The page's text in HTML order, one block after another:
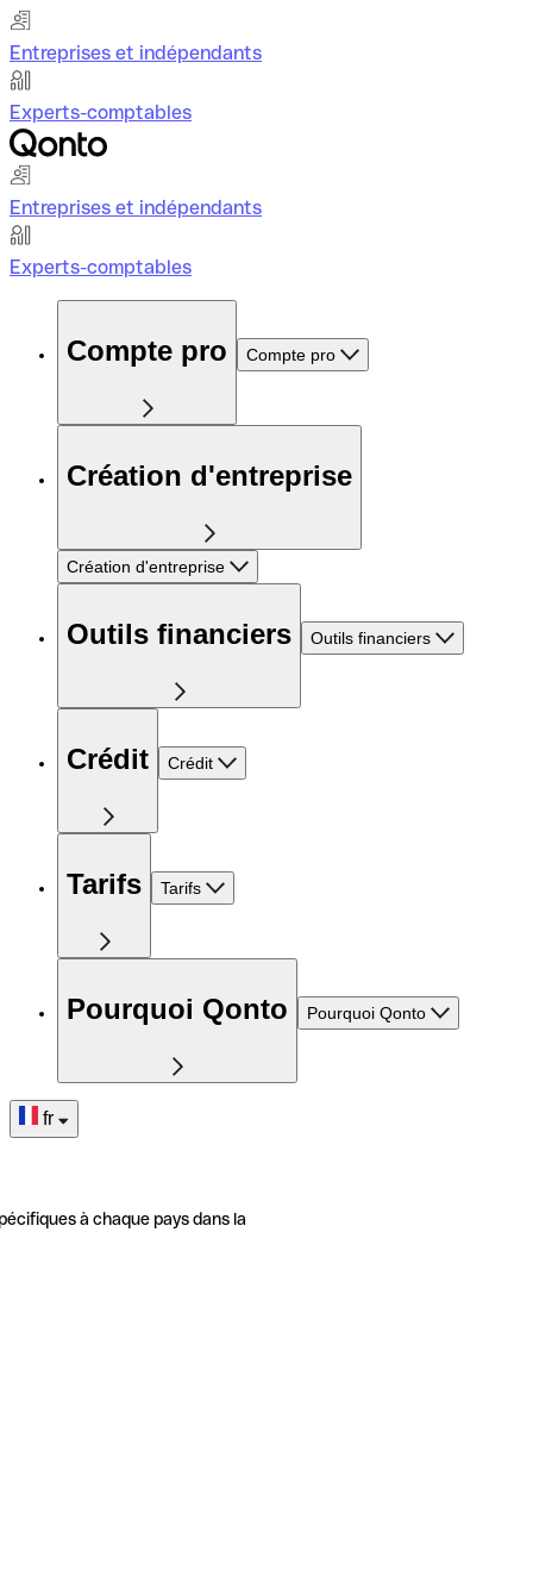
Entreprises et indépendants
Experts-comptables
Entreprises et indépendants
Experts-comptables
Compte pro Compte pro
Création d'entreprise
Création d'entreprise
Outils financiers Outils financiers
Crédit Crédit
Tarifs Tarifs
Pourquoi Qonto Pourquoi Qonto
fr
à chaque pays dans la